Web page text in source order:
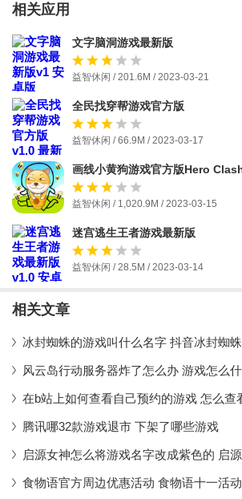
相关应用
文字脑洞游戏最新版
益智休闲 / 201.6M / 2023-03-21
全民找穿帮游戏官方版
益智休闲 / 66.9M / 2023-03-17
画线小黄狗游戏官方版Hero
益智休闲 / 1,020.9M / 2023-03-15
迷宫逃生王者游戏最新版
益智休闲 / 28.5M / 2023-03-14
相关文章
冰封蜘蛛的游戏叫什么名字 抖音冰封蜘
风云岛行动服务器炸了怎么办 游戏怎么
在b站上如何查看自己预约的游戏 怎么查
腾讯哪32款游戏退市 下架了哪些游戏
启源女神怎么将游戏名字改成紫色的 启
食物语官方周边优惠活动 食物语十一活